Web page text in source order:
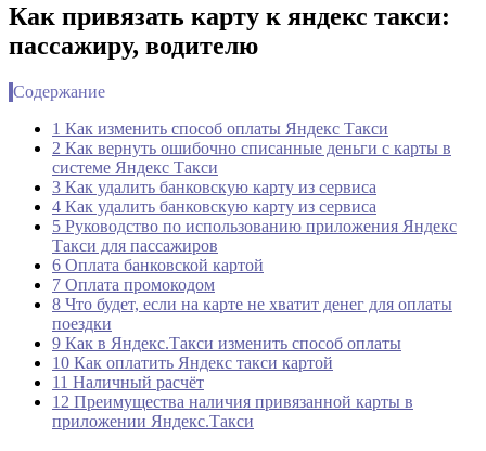
Как привязать карту к яндекс такси:
пассажиру, водителю
Содержание
1 Как изменить способ оплаты Яндекс Такси
2 Как вернуть ошибочно списанные деньги с карты в
системе Яндекс Такси
3 Как удалить банковскую карту из сервиса
4 Как удалить банковскую карту из сервиса
5 Руководство по использованию приложения Яндекс
Такси для пассажиров
6 Оплата банковской картой
7 Оплата промокодом
8 Что будет, если на карте не хватит денег для оплаты
поездки
9 Как в Яндекс.Такси изменить способ оплаты
10 Как оплатить Яндекс такси картой
11 Наличный расчёт
12 Преимущества наличия привязанной карты в
приложении Яндекс.Такси